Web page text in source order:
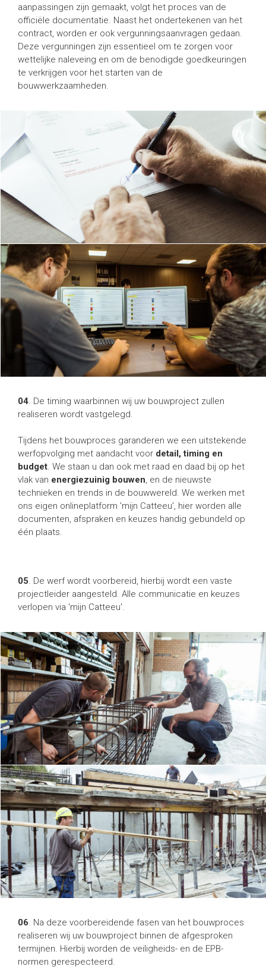
aanpassingen zijn gemaakt, volgt het proces van de
officiële documentatie. Naast het ondertekenen van het
contract, worden er ook vergunningsaanvragen gedaan.
Deze vergunningen zijn essentieel om te zorgen voor
wettelijke naleveing en om de benodigde goedkeuringen
te verkrijgen voor het starten van de
bouwwerkzaamheden.
04 . De timing waarbinnen wij uw bouwproject zullen
realiseren wordt vastgelegd.
Tijdens het bouwproces garanderen we een uitstekende
werfopvolging met aandacht voor detail, timing en
budget. We staan u dan ook met raad en daad bij op het
vlak van energiezuinig bouwen, en de nieuwste
technieken en trends in de bouwwereld. We werken met
ons eigen onlineplatform 'mijn Catteeu', hier worden alle
documenten, afspraken en keuzes handig gebundeld op
één plaats.
05. De werf wordt voorbereid, hierbij wordt een vaste
projectleider aangesteld. Alle communicatie en keuzes
verlopen via 'mijn Catteeu'.
06. Na deze voorbereidende fasen van het bouwproces
realiseren wij uw bouwproject binnen de afgesproken
termijnen. Hierbij worden de veiligheids- en de EPB-
normen gerespecteerd.